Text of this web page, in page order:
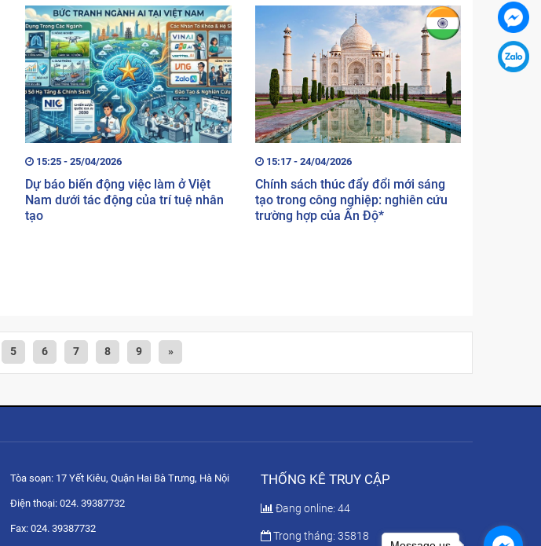
15:25 - 25/04/2026
Dự báo biến động việc làm ở Việt
Nam dưới tác động của trí tuệ nhân
tạo
15:17 - 24/04/2026
Chính sách thúc đẩy đổi mới sáng
tạo trong công nghiệp: nghiên cứu
trường hợp của Ấn Độ*
5 6 7 8 9 »
Tòa soạn: 17 Yết Kiêu, Quận Hai Bà Trưng, Hà Nội
Điện thoại: 024. 39387732
Fax: 024. 39387732
THỐNG KÊ TRUY CẬP
Đang online: 44
Trong tháng: 35818